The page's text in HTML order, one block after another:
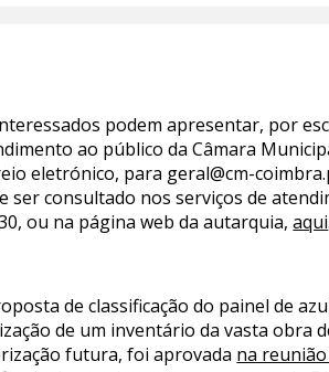
podem apresentar, por
ao público da Câmara
eletrónico, para geral@cm-
ser consultado nos serviços de
ou na página web da autarquia,aqui.
de classificação do painel de
de um inventário da vasta obra
futura, foi aprovada na